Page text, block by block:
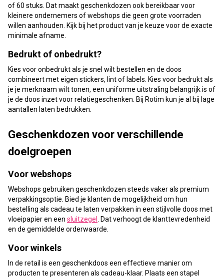
of 60 stuks. Dat maakt geschenkdozen ook bereikbaar voor
kleinere ondernemers of webshops die geen grote voorraden
willen aanhouden. Kijk bij het product van je keuze voor de exacte
minimale afname.
Bedrukt of onbedrukt?
Kies voor onbedrukt als je snel wilt bestellen en de doos
combineert met eigen stickers, lint of labels. Kies voor bedrukt als
je je merknaam wilt tonen, een uniforme uitstraling belangrijk is of
je de doos inzet voor relatiegeschenken. Bij Rotim kun je al bij lage
aantallen laten bedrukken.
Geschenkdozen voor verschillende
doelgroepen
Voor webshops
Webshops gebruiken geschenkdozen steeds vaker als premium
verpakkingsoptie. Bied je klanten de mogelijkheid om hun
bestelling als cadeau te laten verpakken in een stijlvolle doos met
vloeipapier en een sluitzegel . Dat verhoogt de klanttevredenheid
en de gemiddelde orderwaarde.
Voor winkels
In de retail is een geschenkdoos een effectieve manier om
producten te presenteren als cadeau-klaar. Plaats een stapel